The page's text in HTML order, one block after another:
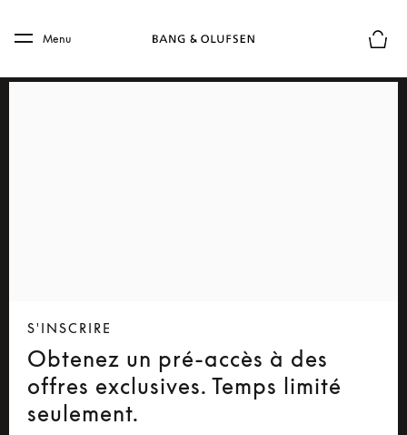
Skip to main footer
Menu
S'INSCRIRE
Obtenez un pré-accès à des
offres exclusives. Temps limité
seulement.